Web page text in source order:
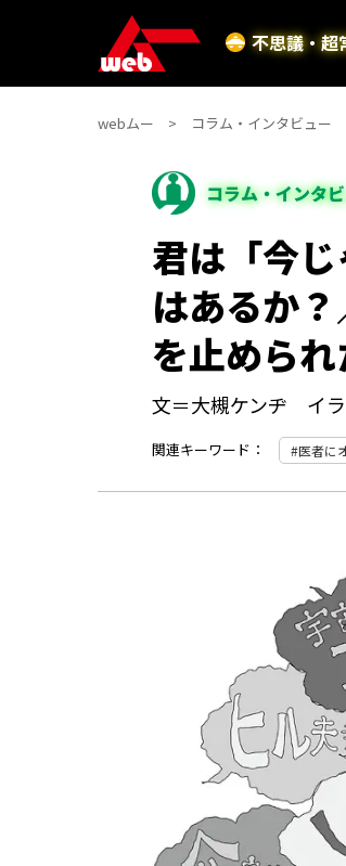
不思議・超
webムー コラム・インタビュー
コラム・インタ
君は「今
はあるか
を止めら
文＝大槻ケンヂ イ
関連キーワード： 医者に